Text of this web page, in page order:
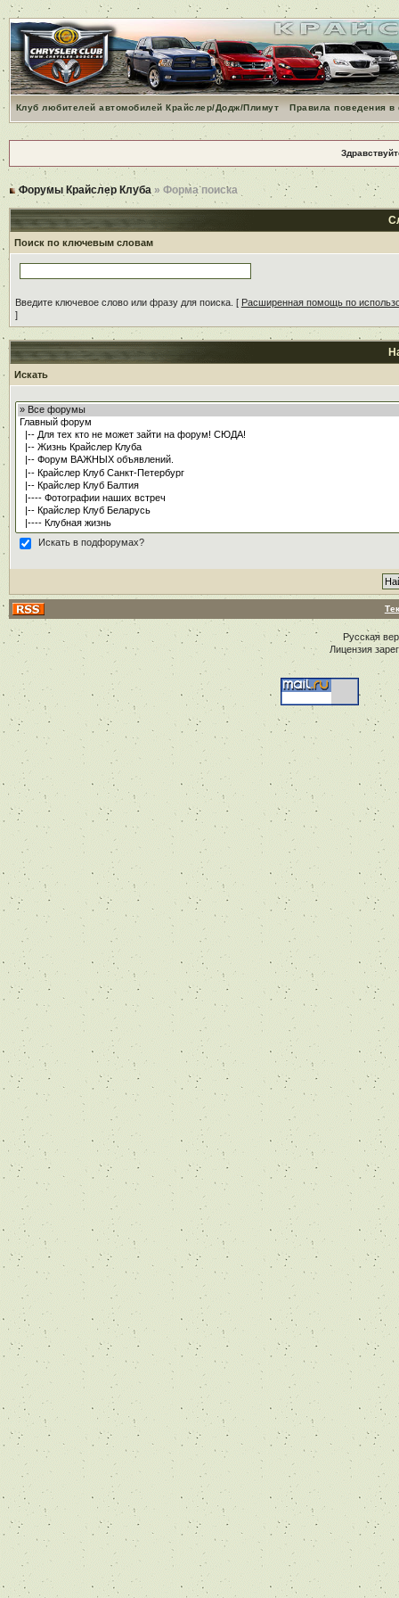
Клуб любителей автомобилей Крайслер/Додж/Плимут Правила поведения
Форумы Крайслер Клуба » Форма поиска
Поиск по ключевым словам
Введите ключевое слово или фразу для поиска. [ Расширенная помощь по
]
Искать
Искать в подфорумах?
Русская
Лицензия